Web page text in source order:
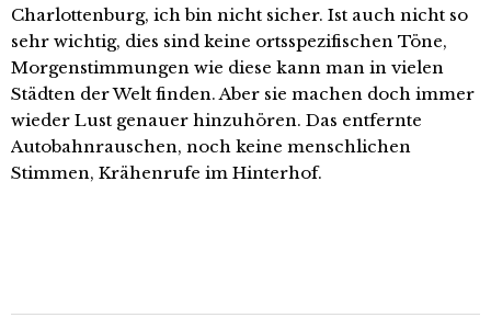
Charlottenburg, ich bin nicht sicher. Ist auch nicht so
sehr wichtig, dies sind keine ortsspezifischen Töne,
Morgenstimmungen wie diese kann man in vielen
Städten der Welt finden. Aber sie machen doch immer
wieder Lust genauer hinzuhören. Das entfernte
Autobahnrauschen, noch keine menschlichen
Stimmen, Krähenrufe im Hinterhof.